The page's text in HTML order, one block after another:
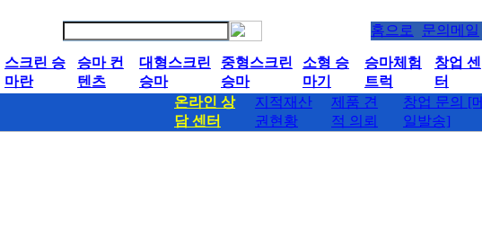
홈으로 문의메일
스크린 승
마란
승마 컨
텐츠
대형스크린
승마
중형스크린
승마
소형 승
마기
승마체험
트럭
창업 센
터
온라인 상
담 센터
지적재산
권현황
제품 견
적 의뢰
창업 문의 [메
일발송]